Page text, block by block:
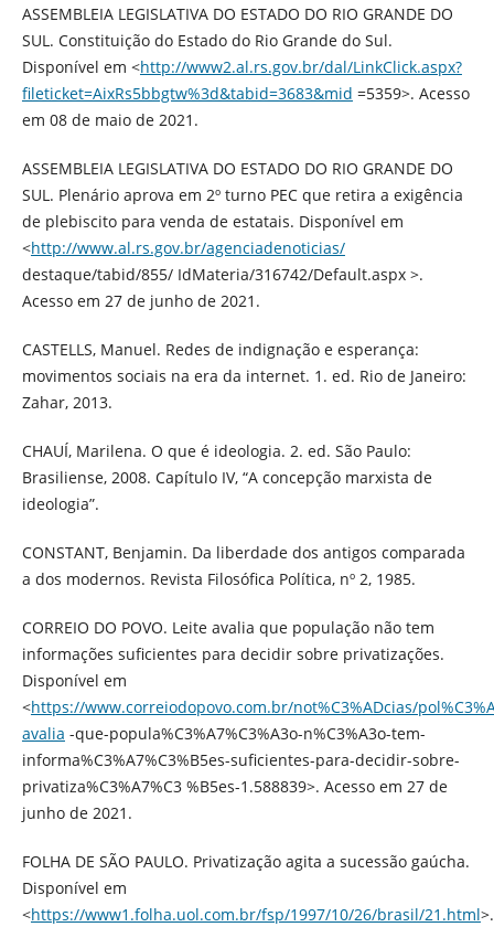
ASSEMBLEIA LEGISLATIVA DO ESTADO DO RIO GRANDE DO
SUL. Constituição do Estado do Rio Grande do Sul.
Disponível em <http://www2.al.rs.gov.br/dal/LinkClick.aspx?
fileticket=AixRs5bbgtw%3d&tabid=3683&mid =5359>. Acesso
em 08 de maio de 2021.
ASSEMBLEIA LEGISLATIVA DO ESTADO DO RIO GRANDE DO
SUL. Plenário aprova em 2º turno PEC que retira a exigência
de plebiscito para venda de estatais. Disponível em
<http://www.al.rs.gov.br/agenciadenoticias/
destaque/tabid/855/ IdMateria/316742/Default.aspx >.
Acesso em 27 de junho de 2021.
CASTELLS, Manuel. Redes de indignação e esperança:
movimentos sociais na era da internet. 1. ed. Rio de Janeiro:
Zahar, 2013.
CHAUÍ, Marilena. O que é ideologia. 2. ed. São Paulo:
Brasiliense, 2008. Capítulo IV, “A concepção marxista de
ideologia”.
CONSTANT, Benjamin. Da liberdade dos antigos comparada
a dos modernos. Revista Filosófica Política, nº 2, 1985.
CORREIO DO POVO. Leite avalia que população não tem
informações suficientes para decidir sobre privatizações.
Disponível em
<https://www.correiodopovo.com.br/not%C3%ADcias/
avalia -que-popula%C3%A7%C3%A3o-n%C3%A3o-tem-
informa%C3%A7%C3%B5es-suficientes-para-decidir-sobre-
privatiza%C3%A7%C3 %B5es-1.588839>. Acesso em 27 de
junho de 2021.
FOLHA DE SÃO PAULO. Privatização agita a sucessão gaúcha.
Disponível em
<https://www1.folha.uol.com.br/fsp/1997/10/26/brasil/21.html>.